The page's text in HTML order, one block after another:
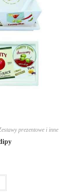
prezentowe i inne